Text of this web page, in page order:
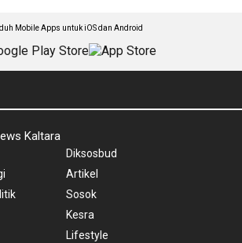
Mobile Apps untuk iOS dan Android
Kaltara
Diksosbud
Artikel
Sosok
Kesra
Lifestyle